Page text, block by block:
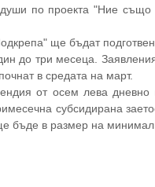
по проекта "Ние
ще бъдат
до три месеца.
в средата на март.
от осем лева дневно
субсидирана
бъде в размер на